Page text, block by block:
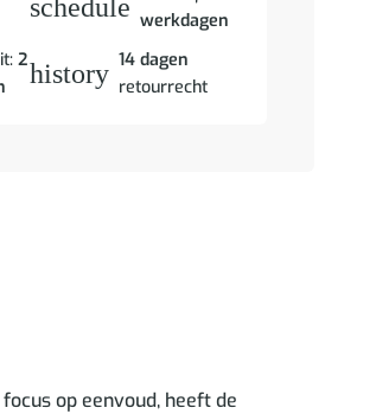
schedule werkdagen
2history 14 dagen
retourrecht
op eenvoud, heeft de